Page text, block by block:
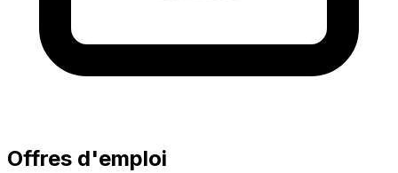
Offres d'emploi